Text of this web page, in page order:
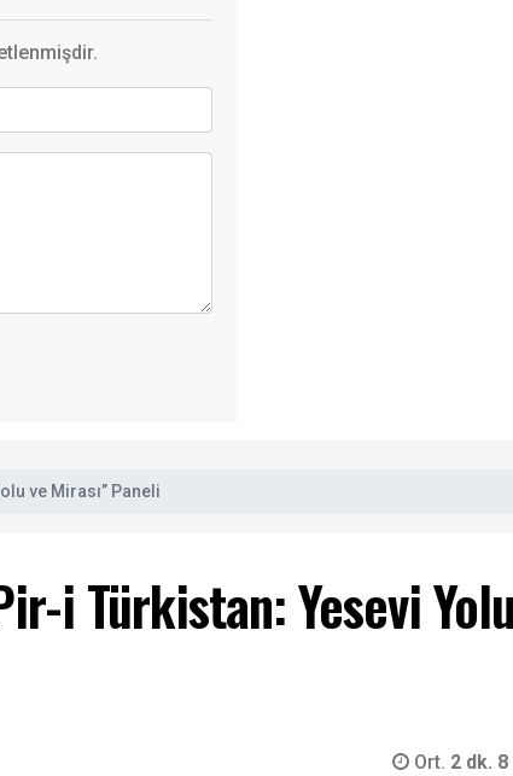
ve Mirası” Paneli
i Türkistan: Yesevi
Ort. 2 dk. 8